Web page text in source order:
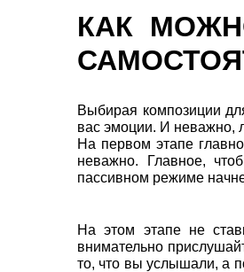
КАК
Выбирая композиции
вас эмоции. И неважно,
На первом этапе
неважно. Главное,
пассивном режиме
На этом этапе не
внимательно
то, что вы услышали, а